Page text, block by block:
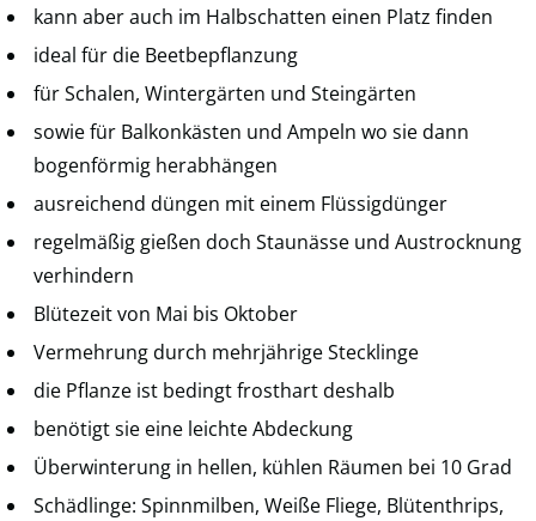
kann aber auch im Halbschatten einen Platz finden
ideal für die Beetbepflanzung
für Schalen, Wintergärten und Steingärten
sowie für Balkonkästen und Ampeln wo sie dann
bogenförmig herabhängen
ausreichend düngen mit einem Flüssigdünger
regelmäßig gießen doch Staunässe und Austrocknung
verhindern
Blütezeit von Mai bis Oktober
Vermehrung durch mehrjährige Stecklinge
die Pflanze ist bedingt frosthart deshalb
benötigt sie eine leichte Abdeckung
Überwinterung in hellen, kühlen Räumen bei 10 Grad
Schädlinge: Spinnmilben, Weiße Fliege, Blütenthrips,